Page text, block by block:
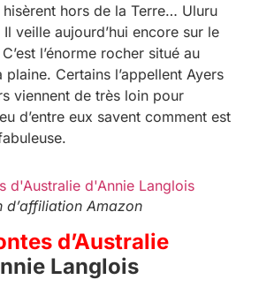
hors de la Terre… Uluru
veille aujourd’hui encore sur le
l’énorme rocher situé au
Certains l’appellent Ayers
viennent de très loin pour
d’entre eux savent comment est
d’affiliation Amazon
d’Australie
Langlois